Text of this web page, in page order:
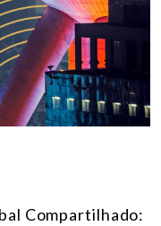
Compartilhado: